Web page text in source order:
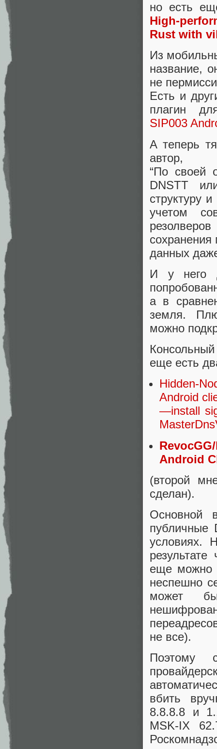
но есть
High-
Rust with
Из
название,
не
Есть и
плагин
SIP003
А теперь
автор,
“По своей
DNSTT
структуру
учетом
данных
И у него
а в
земля.
можно
еще есть
Hidden-
Android
—install
Android
(второй
сделан).
Основной
публичные
условиях.
еще можно
неспешно
может
не все).
Поэтому
вбить
8.8.8.8 и
MSK-IX